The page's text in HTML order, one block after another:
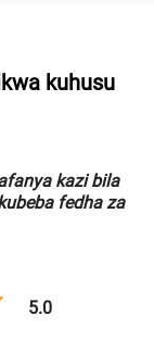
kuhusu
kazi bila
fedha za
5.0